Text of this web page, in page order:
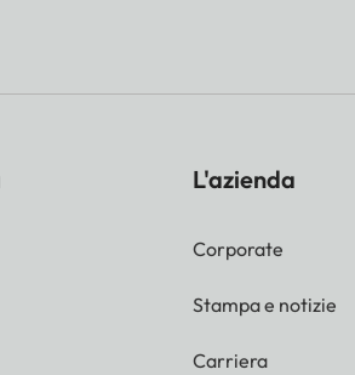
L'azienda
Corporate
Stampa e notizie
Carriera